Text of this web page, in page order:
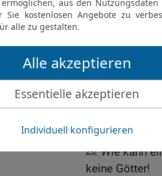
18 Aber zuvor
vergelten,
gemacht und
Die Völker
19 HERR, du
der Not! Die
Erde und
Götter, die
20 Wie kann
keine Götter!